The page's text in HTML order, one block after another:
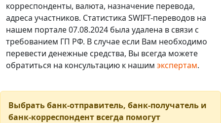
корреспонденты, валюта, назначение перевода,
адреса участников. Статистика SWIFT-переводов на
нашем портале 07.08.2024 была удалена в связи с
требованием ГП РФ. В случае если Вам необходимо
перевести денежные средства, Вы всегда можете
обратиться на консультацию к нашим экспертам.
Выбрать банк-отправитель, банк-получатель и
банк-корреспондент всегда помогут